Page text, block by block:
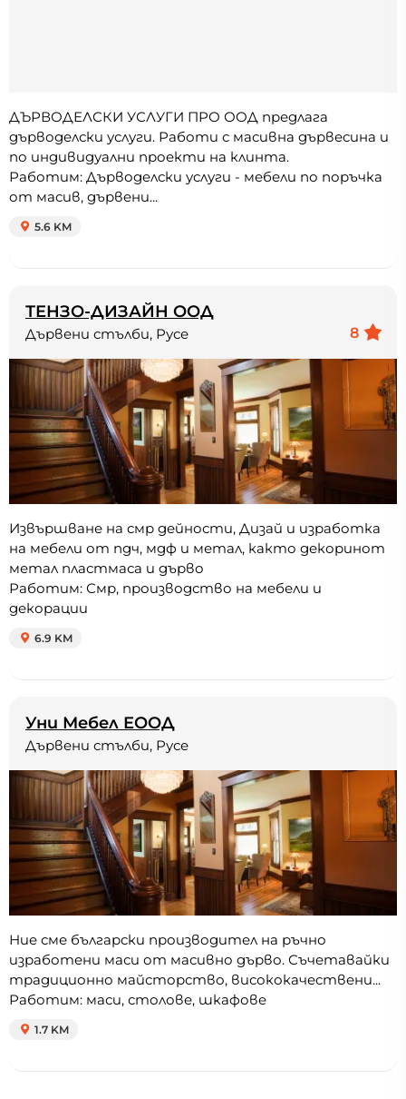
ДЪРВОДЕЛСКИ УСЛУГИ ПРО ООД предлага
дърводелски услуги. Работи с масивна дървесина и
по индивидуални проекти на клинта.
Работим: Дърводелски услуги - мебели по поръчка
от масив, дървени...
5.6 KM
ТЕНЗО-ДИЗАЙН ООД
8
Дървени стълби, Русе
Извършване на смр дейности, Дизай и изработка
на мебели от пдч, мдф и метал, както декоринот
метал пластмаса и дърво
Работим: Смр, производство на мебели и
декорации
6.9 KM
Уни Мебел ЕООД
Дървени стълби, Русе
Ние сме български производител на ръчно
изработени маси от масивно дърво. Съчетавайки
традиционно майсторство, висококачествени...
Работим: маси, столове, шкафове
1.7 KM